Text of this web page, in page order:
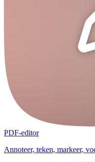
PDF-editor
Annoteer, teken, markeer,